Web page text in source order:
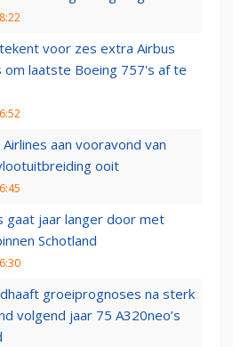
voor zes extra Airbus
om laatste Boeing 757's af te
Airlines aan vooravond van
ooit
gaat jaar langer door met
Schotland
groeiprognoses na sterk
volgend jaar 75 A320neo’s